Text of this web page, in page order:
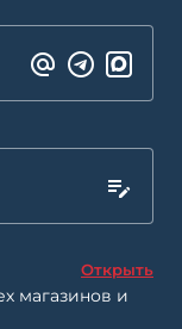
Открыть
магазинов и